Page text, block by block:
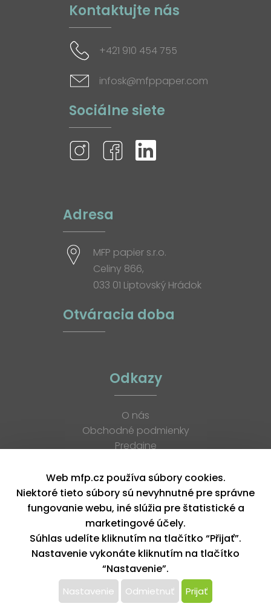
Kontaktujte nás
+421 910 454 755
infosk@mfppaper.com
Sociálne siete
Adresa
MFP papier s.r.o.
Celiny 866,
033 01 Liptovský Hrádok
Otváracia doba
Odkazy
O nás
Obchodné podmienky
Predajne
K stiahnutiu
Blog
Kontakt
Kariéra
XML feed
Copyright © 2026, MFP paper s. r. o. | Všetky práva vyhradené
design by MFP
Tento web používa k poskytovaniu služieb,
Web mfp.cz používa súbory cookies.
Niektoré tieto súbory sú nevyhnutné pre správne
fungovanie webu, iné slúžia pre štatistické a
marketingové účely.
Súhlas udelíte kliknutím na tlačítko “Přijať”.
Nastavenie vykonáte kliknutím na tlačítko
“Nastavenie”.
Nastavenie Odmietnuť Prijať